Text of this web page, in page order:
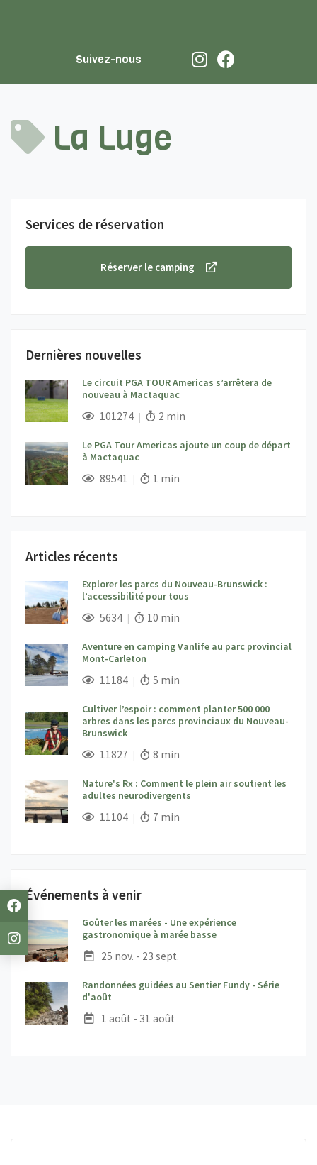
Suivez-nous
La Luge
Services de réservation
Réserver le camping
Dernières nouvelles
Le circuit PGA TOUR Americas s’arrêtera de
nouveau à Mactaquac
; 101274Vues; Temps de lecture:
2 min
Le PGA Tour Americas ajoute un coup de départ
à Mactaquac
; 89541 Vues; Temps de lecture:
1 min
Articles récents
Explorer les parcs du Nouveau-Brunswick :
l’accessibilité pour tous
; 5634Vues; Temps de lecture:
10 min
Aventure en camping Vanlife au parc provincial
Mont-Carleton
; 11184Vues; Temps de lecture:
5 min
Cultiver l’espoir : comment planter 500 000
arbres dans les parcs provinciaux du Nouveau-
Brunswick
; 11827 Vues; Temps de lecture:
8 min
Nature's Rx : Comment le plein air soutient les
adultes neurodivergents
; 11104Vues; Temps de lecture:
7 min
Événements à venir
Goûter les marées - Une expérience
gastronomique à marée basse;
Date :
25 nov. - 23 sept.
Randonnées guidées au Sentier Fundy - Série
d'août
Date :
1 août - 31 août